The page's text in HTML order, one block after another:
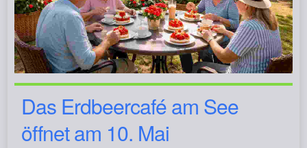
Das Erdbeercafé am See
öffnet am 10. Mai